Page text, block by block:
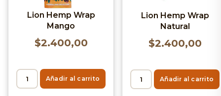
Lion Hemp Wrap
Mango
$2.400,00
Añadir al carrito
Lion Hemp Wrap
Natural
$2.400,00
Añadir al carrito